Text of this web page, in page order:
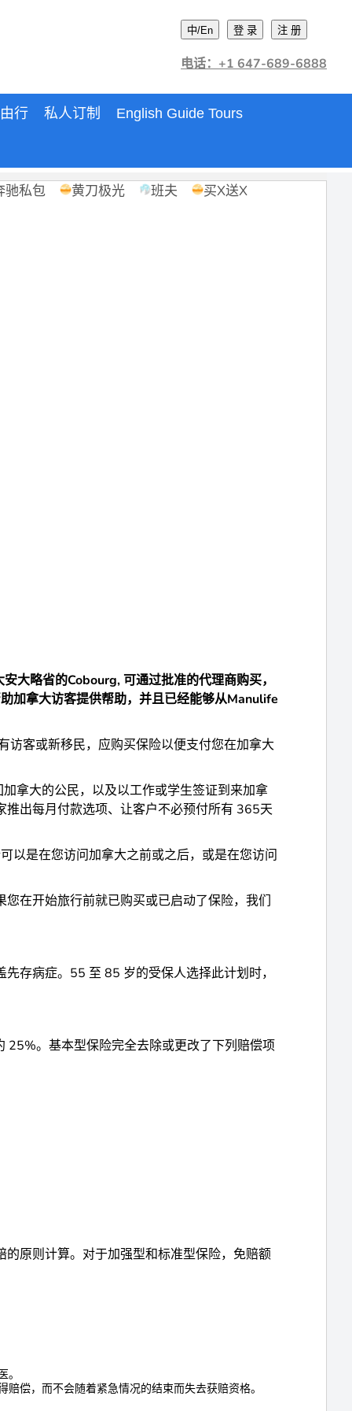
中/En 登 录 注 册
电话：+1 647-689-6888
行 私人订制 English Guide Tours
驰私包 黄刀极光 班夫 买X送X
大略省的Cobourg, 可通过批准的代理商购买，
加拿大访客提供帮助，并且已经能够从Manulife
访客或新移民，应购买保险以便支付您在加拿大
拿大的公民，以及以工作或学生签证到来加拿
出每月付款选项、让客户不必预付所有 365天
以是在您访问加拿大之前或之后，或是在您访问
在开始旅行前就已购买或已启动了保险，我们
存病症。55 至 85 岁的受保人选择此计划时，
25%。基本型保险完全去除或更改了下列赔偿项
原则计算。对于加强型和标准型保险，免赔额
偿，而不会随着紧急情况的结束而失去获赔资格。